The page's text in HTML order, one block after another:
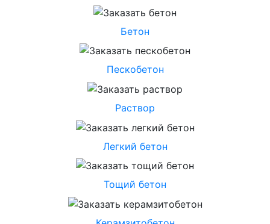
Бетон
Пескобетон
Раствор
Легкий бетон
Тощий бетон